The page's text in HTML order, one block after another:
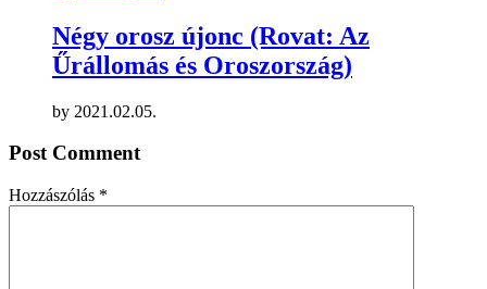
Négy orosz újonc (Rovat: Az
Űrállomás és Oroszország)
by 2021.02.05.
Post Comment
Hozzászólás *